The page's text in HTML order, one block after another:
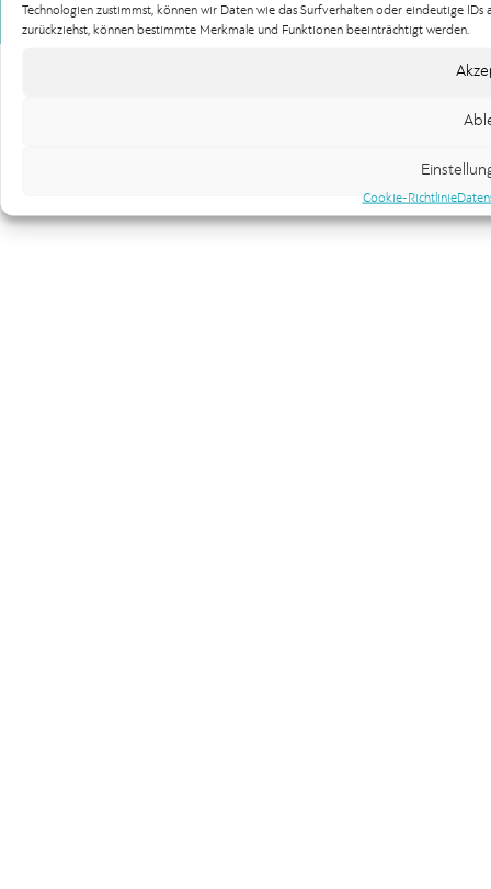
Technologien zustimmst, können wir Daten wie das Surfverhalten oder eindeutige
zurückziehst, können bestimmte Merkmale und Funktionen beeinträchtigt werden.
Cookie-Richtlinie
Copyright 100gbesser Werbeagentur